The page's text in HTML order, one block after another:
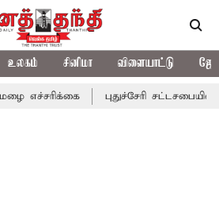
உலகம் சினிமா விளையாட்டு
புதுச்சேரி சட்டசபையில் வரும்